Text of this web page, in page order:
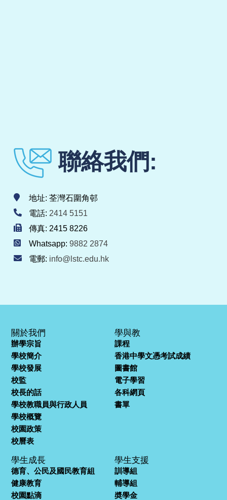
聯絡我們:
地址: 荃灣石圍角邨
電話: 2414 5151
傳真: 2415 8226
Whatsapp: 9882 2874
電郵: info@lstc.edu.hk
關於我們
辦學宗旨
學校簡介
學校發展
校監
校長的話
學校教職員與行政人員
學校概覽
校園政策
校曆表
學與教
課程
香港中學文憑考試成績
圖書館
電子學習
各科網頁
書單
學生成長
德育、公民及國民教育組
健康教育
校園點滴
學生支援
訓導組
輔導組
奬學金